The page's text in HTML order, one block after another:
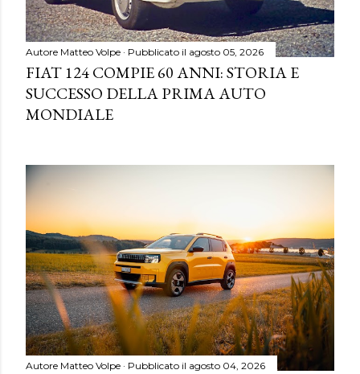
Autore Matteo Volpe Pubblicato il agosto 05, 2026
FIAT 124 COMPIE 60 ANNI: STORIA E
SUCCESSO DELLA PRIMA AUTO
MONDIALE
Autore Matteo Volpe Pubblicato il agosto 04, 2026